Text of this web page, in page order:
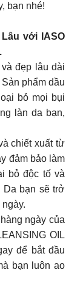
bạn nhé!
với IASO
đẹp lâu dài
phẩm dầu
bỏ mọi bụi
làn da bạn,
chiết xuất từ
đảm bảo làm
bỏ độc tố và
Da bạn sẽ trở
ngày của
OIL
để bắt đầu
bạn luôn ao